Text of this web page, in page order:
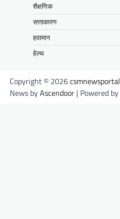
शैक्षणिक
सत्ताकारण
हवामान
हेल्थ
Copyright © 2026csmnewsportal
News byAscendoor | Powered by